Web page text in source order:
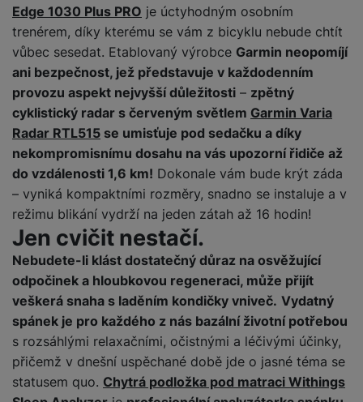
n
v
e
r
t
o
y
B
a
t
e
ri
e
a
n
á
j
e
v
é
b
íj
e
č
k
y
2
3
0
V
)
N
a
b
íj
e
i
P
a
d
P
ří
sl
u
š
n
st
ví
p
r
p
pl
e
W
i
s
E
x
t
n
í
H
D
D
is
k
y
t
n
s
t
v
í
k
d
o
m
á
c
í
m
s
p
o
t
ř
e
b
e
y
N
a
b
íj
č
k
y
L
o
k
á
t
o
r
P
Edge 1030 Plus PRO je úctyhodným osobním
trenérem, díky kterému se vám z bicyklu nebude chtít
vůbec sesedat. Etablovaný výrobce Garmin neopomíjí
ani bezpečnost, jež představuje v každodenním
provozu aspekt nejvyšší důležitosti – zpětný
cyklistický radar s červeným světlem Garmin Varia
Radar RTL515 se umisťuje pod sedačku a díky
nekompromisnímu dosahu na vás upozorní řidiče až
do vzdálenosti 1,6 km! Dokonale vám bude krýt záda
– vyniká kompaktními rozměry, snadno se instaluje a v
režimu blikání vydrží na jeden zátah až 16 hodin!
Jen cvičit nestačí.
Nebudete-li klást dostatečný důraz na osvěžující
odpočinek a hloubkovou regeneraci, může přijít
veškerá snaha s laděním kondičky vniveč. Vydatný
spánek je pro každého z nás bazální životní potřebou
s rozsáhlými relaxačními, očistnými a léčivými účinky,
přičemž v dnešní uspěchané době jde o jasné téma se
statusem quo. Chytrá podložka pod matraci Withings